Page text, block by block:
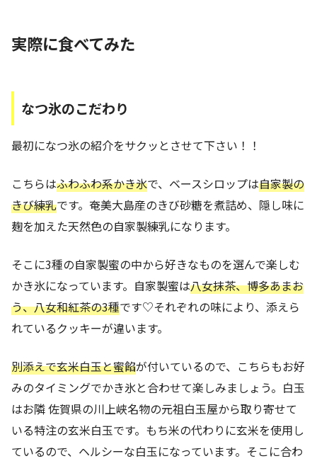
実際に食べてみた
なつ氷のこだわり
最初になつ氷の紹介をサクッとさせて下さい！！
こちらはふわふわ系かき氷で、ベースシロップは自家製の
きび練乳です。奄美大島産のきび砂糖を煮詰め、隠し味に
麹を加えた天然色の自家製練乳になります。
そこに3種の自家製蜜の中から好きなものを選んで楽しむ
かき氷になっています。自家製蜜は八女抹茶、博多あまお
う、八女和紅茶の3種です♡それぞれの味により、添えら
れているクッキーが違います。
別添えで玄米白玉と蜜餡が付いているので、こちらもお好
みのタイミングでかき氷と合わせて楽しみましょう。白玉
はお隣 佐賀県の川上峡名物の元祖白玉屋から取り寄せて
いる特注の玄米白玉です。もち米の代わりに玄米を使用し
ているので、ヘルシーな白玉になっています。そこに合わ